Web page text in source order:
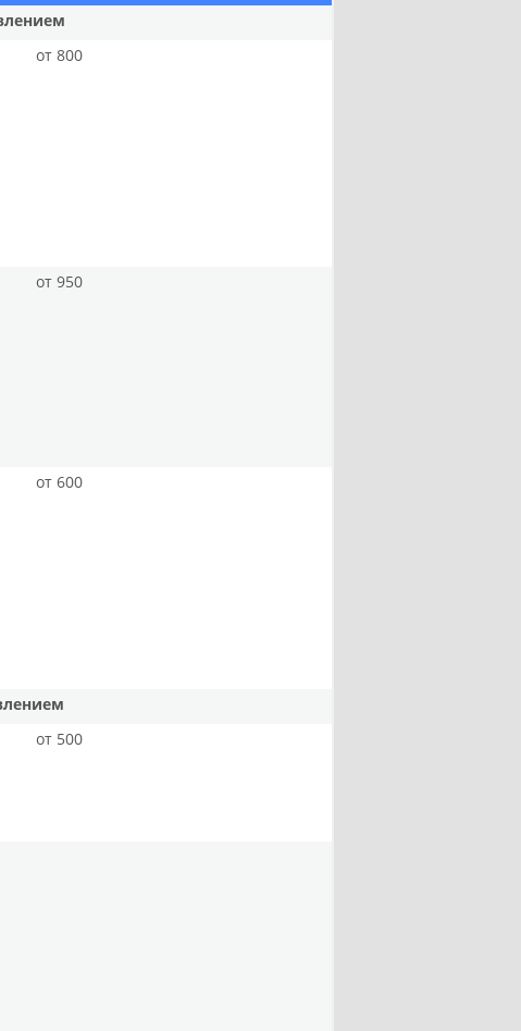
от 800
от 950
от 600
от 500